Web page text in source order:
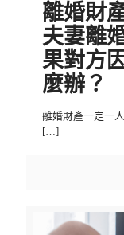
離婚財
夫妻離
果對方
麼辦？
離婚財產一定一
[…]